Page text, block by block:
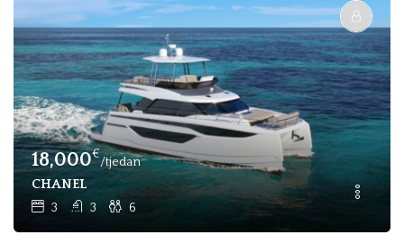
18,000€
/tjedan
CHANEL
3 3 6